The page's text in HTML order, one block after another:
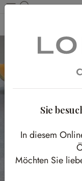
Sie
In diesem
Möchten Sie